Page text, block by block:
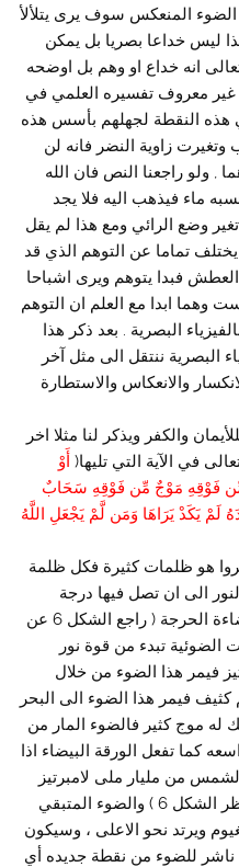
الضوء المنعكس سوف يرى يتلألأ
ليس خداعا بصريا بل يمكن
انه خداع او وهم بل اوضحه
غير معروف تفسيره العلمي في
هذه النقطة لجهلهم بأسس هذه
وتغيرت زاوية النضر فانه لن
ولو راجعنا النص فان الله
ماء فيذهب اليه فلا يجد
وضع الرائي ومع هذا لم يقل
تماما عن التوهم الذي قد
فبدا يتوهم ويرى اشباحا
وهما ابدا مع العلم ان التوهم
البصرية . بعد ذكر هذا
البصرية ننتقل الى مثل آخر
والانعكاس والاستطارة
والكفر ويذكر لنا مثلا اخر
في الآية التي تليها( أَوْ
فَوْقِهِ مَوْجٌ مِّن فَوْقِهِ سَحَابٌ
يَكَدْ يَرَاهَا وَمَن لَّمْ يَجْعَلِ اللَّهُ
هو ظلمات كثيرة فكل ظلمة
الى ان تصل فيها درجة
الاضاءة قليله جدا اقل من درجة الإضاءة الحرجة ( راجع الشكل 6 عن
تبدء من قوة نور
فيمر هذا الضوء من خلال
فيمر هذا الضوء الى البحر
له موج كثير فالضوء المار من
كما تفعل الورقة البيضاء اذا
من مليار ملى لامبرتيز
الى 1000-10.000 ملى لامبرتيز ( انظر الشكل 6 ) والضوء المتبقي
ويرتد نحو الاعلى ، وسيكون
ناشر للضوء من نقطة جديده أي